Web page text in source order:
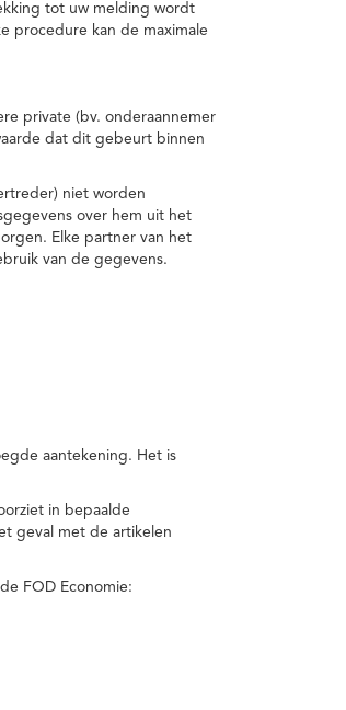
tot uw melding wordt
procedure kan de maximale
private (bv. onderaannemer
dat dit gebeurt binnen
niet worden
over hem uit het
Elke partner van het
van de gegevens.
aantekening. Het is
in bepaalde
geval met de artikelen
FOD Economie: